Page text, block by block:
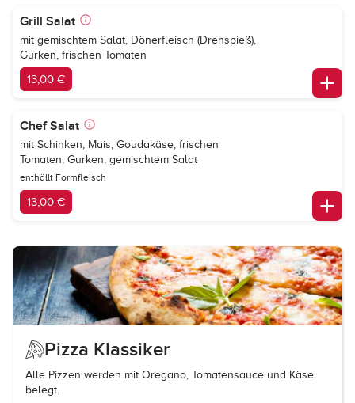
Grill Salat
mit gemischtem Salat, Dönerfleisch (Drehspieß),
Gurken, frischen Tomaten
13,00 €
Chef Salat
mit Schinken, Mais, Goudakäse, frischen
Tomaten, Gurken, gemischtem Salat
enthällt Formfleisch
13,00 €
Pizza Klassiker
Alle Pizzen werden mit Oregano, Tomatensauce und Käse
belegt.